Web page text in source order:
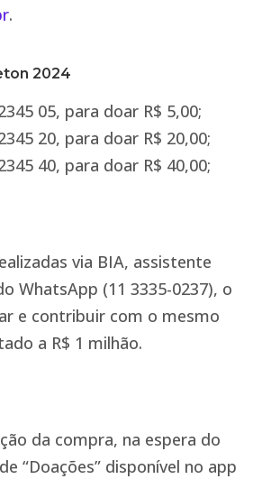
.
2024
05, para doar R$ 5,00;
20, para doar R$ 20,00;
40, para doar R$ 40,00;
via BIA, assistente
WhatsApp (11 3335-0237), o
e contribuir com o mesmo
a R$ 1 milhão.
da compra, na espera do
“Doações” disponível no app